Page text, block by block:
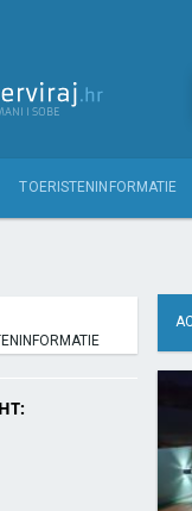
TOERISTENINFORMATIE